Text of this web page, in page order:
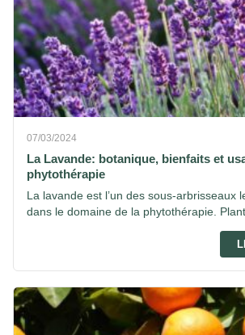
07/03/2024
La Lavande: botanique, bienfaits et
phytothérapie
La lavande est l’un des sous-arbrisseaux
dans le domaine de la phytothérapie.